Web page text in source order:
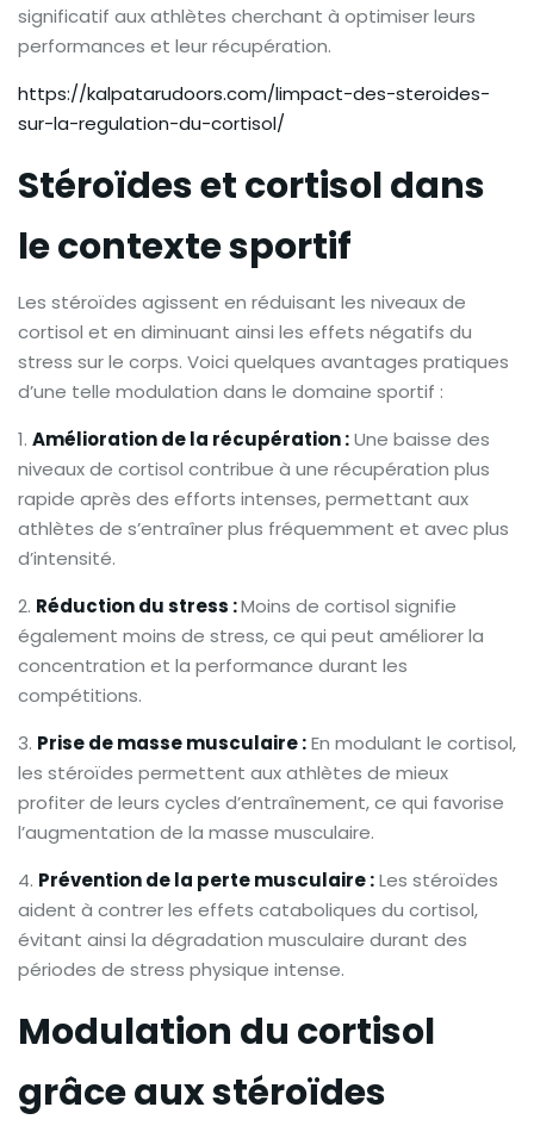
significatif aux athlètes cherchant à optimiser leurs
performances et leur récupération.
https://kalpatarudoors.com/limpact-des-steroides-
sur-la-regulation-du-cortisol/
Stéroïdes et cortisol dans
le contexte sportif
Les stéroïdes agissent en réduisant les niveaux de
cortisol et en diminuant ainsi les effets négatifs du
stress sur le corps. Voici quelques avantages pratiques
d’une telle modulation dans le domaine sportif :
Amélioration de la récupération :Une baisse des
niveaux de cortisol contribue à une récupération plus
rapide après des efforts intenses, permettant aux
athlètes de s’entraîner plus fréquemment et avec plus
d’intensité.
Réduction du stress :Moins de cortisol signifie
également moins de stress, ce qui peut améliorer la
concentration et la performance durant les
compétitions.
Prise de masse musculaire :En modulant le cortisol,
les stéroïdes permettent aux athlètes de mieux
profiter de leurs cycles d’entraînement, ce qui favorise
l’augmentation de la masse musculaire.
Prévention de la perte musculaire :Les stéroïdes
aident à contrer les effets cataboliques du cortisol,
évitant ainsi la dégradation musculaire durant des
périodes de stress physique intense.
Modulation du cortisol
grâce aux stéroïdes